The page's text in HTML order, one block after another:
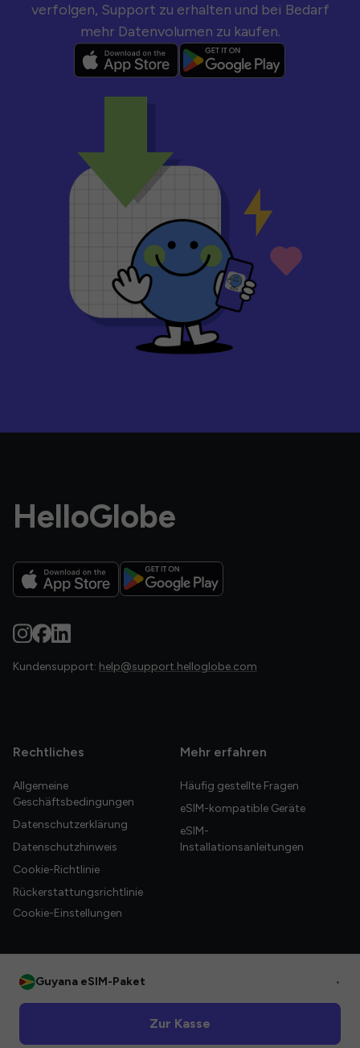
verfolgen, Support zu erhalten und bei Bedarf
mehr Datenvolumen zu kaufen.
HelloGlobe
Kundensupport: help@support.helloglobe.com
Rechtliches
Allgemeine
Geschäftsbedingungen
Datenschutzerklärung
Datenschutzhinweis
Cookie-Richtlinie
Rückerstattungsrichtlinie
Cookie-Einstellungen
Mehr erfahren
Häufig gestellte Fragen
eSIM-kompatible Geräte
eSIM-
Installationsanleitungen
Guyana eSIM-Paket •
Zur Kasse